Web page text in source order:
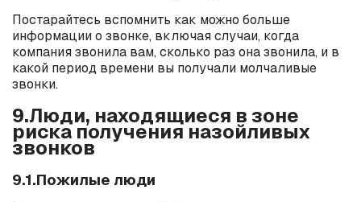
Постарайтесь вспомнить как можно больше
информации о звонке, включая случаи, когда
компания звонила вам, сколько раз она звонила, и в
какой период времени вы получали молчаливые
звонки.
9.Люди, находящиеся в зоне
риска получения назойливых
звонков
9.1.Пожилые люди